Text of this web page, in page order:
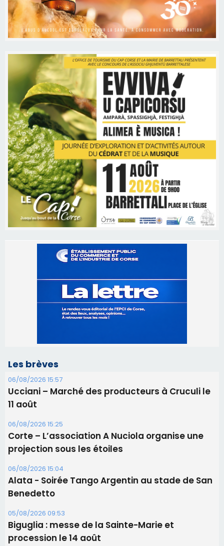
06/08/2026 15:57
Ucciani – Marché des producteurs à Cruculi le
Corte – L’association A Nuciola organise une
projection sous les étoiles
06/08/2026 15:04
Alata - Soirée Tango Argentin au stade de San
Benedetto
05/08/2026 09:53
Biguglia : messe de la Sainte-Marie et
procession le 14 août
31/07/2026 08:24
Tennis - Début ce week-end du tournoi du
RCPV
31/07/2026 08:22
82ème anniversaire de la disparition du
Commandant Antoine de Saint Exupery